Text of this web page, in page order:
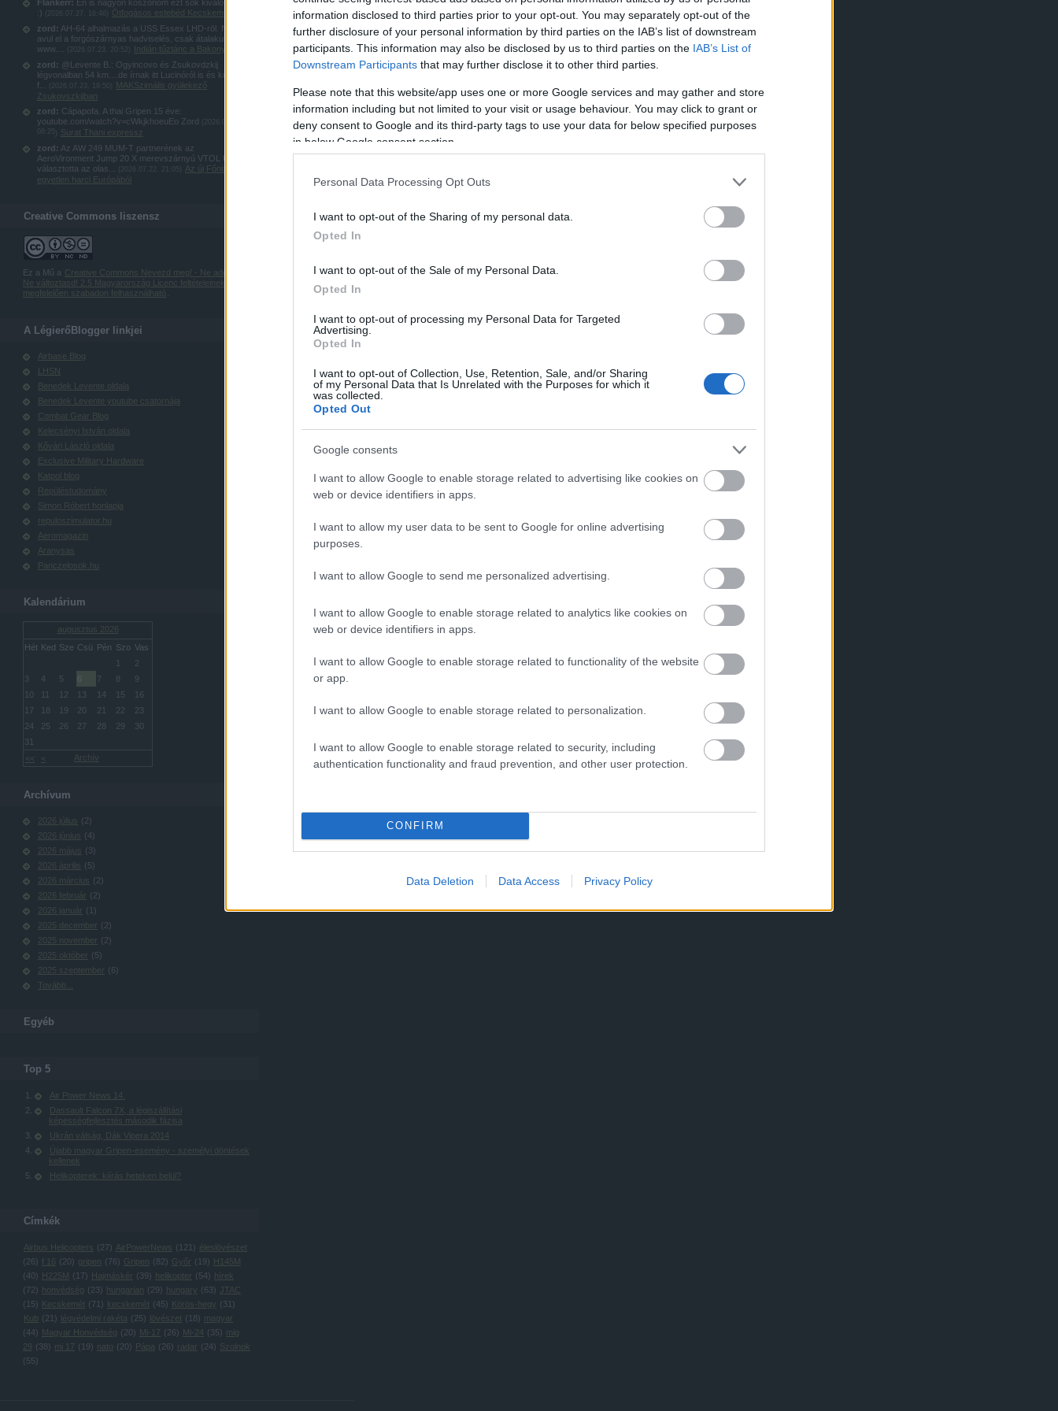
information disclosed to third parties prior to your opt-out. You may separately opt-out of the
further disclosure of your personal information by third parties on the IAB’s list of downstream
participants. This information may also be disclosed by us to third parties on the IAB’s List of
Downstream Participants that may further disclose it to other third parties.
Please note that this website/app uses one or more Google services and may gather and store
information including but not limited to your visit or usage behaviour. You may click to grant or
deny consent to Google and its third-party tags to use your data for below specified purposes
in below Google consent section.
Personal Data Processing Opt Outs
I want to opt-out of the Sharing of my personal data.
Opted In
I want to opt-out of the Sale of my Personal Data.
Opted In
I want to opt-out of processing my Personal Data for Targeted
Advertising.
Opted In
I want to opt-out of Collection, Use, Retention, Sale, and/or Sharing
of my Personal Data that Is Unrelated with the Purposes for which it
was collected.
Opted Out
Google consents
I want to allow Google to enable storage related to advertising like cookies on
web or device identifiers in apps.
I want to allow my user data to be sent to Google for online advertising
purposes.
I want to allow Google to send me personalized advertising.
I want to allow Google to enable storage related to analytics like cookies on
web or device identifiers in apps.
I want to allow Google to enable storage related to functionality of the website
or app.
I want to allow Google to enable storage related to personalization.
I want to allow Google to enable storage related to security, including
authentication functionality and fraud prevention, and other user protection.
CONFIRM
Data Deletion Data Access Privacy Policy
Flankerr: Én is nagyon köszönöm ezt sok kiváló képet
:)
Ötfogásos estebéd Kecskeméten
zord: AH-64 alhalmazás a USS Essex LHD-rōl. Nem
avul el a forgószárnyas hadviselés, csak átalakul:
www....
Indián tűztánc a Bakonyban
zord: @Levente B.: Ogyincovo és Zsukovdzkij
légvonalban 54 km....de írnak itt Lucinóról is és kubinkai
f...
MAKSzimális gyülekező
Zsukovszkijban
zord: Cápapofa. A thai Gripen 15 éve:
youtube.com/watch?v=cWkjkhoeuEo Zord
Surat Thani expressz
zord: Az AW 249 MUM-T partnerének az
AeroVironment Jump 20 X merevszárnyú VTOL UAS-t
választotta az olas...
Az új Főnix: az
egyetlen harci Európából
Creative Commons liszensz
Ez a Mű a Creative Commons Nevezd meg! - Ne add el! -
Ne változtasd! 2.5 Magyarország Licenc feltételeinek
megfelelően szabadon felhasználható
A LégierőBlogger linkjei
Airbase Blog
LHSN
Benedek Levente oldala
Benedek Levente youtube csatornája
Combat Gear Blog
Kelecsényi István oldala
Kővári László oldala
Exclusive Military Hardware
Katpol blog
Repüléstudomány
Simon Róbert honlapja
repuloszimulator.hu
Aeromagazin
Aranysas
Panczelosok.hu
Kalendárium
augusztus 2026
Hét Ked Sze Csü Pén Szo Vas
Archív
1
2
3
4 5 6 7 8
9
10
11 12 13 14 15
16
17
18 19 20 21 22
23
24
25 26 27 28 29
30
31
Archívum
2026 július (2)
2026 június (4)
2026 május (3)
2026 április (5)
2026 március (2)
2026 február (2)
2026 január ( 1 )
2025 december (2)
2025 november (2)
2025 október (5)
2025 szeptember (6 )
Tovább
Egyéb
Top 5
Air Power News 14.
Dassault Falcon 7X, a légiszállítási
képességfejlesztés második fázisa
Ukrán válság, Dák Vipera 2014
Újabb magyar Gripen-esemény - személyi döntések
kellenek
Helikopterek: kiírás heteken belül?
Címkék
Airbus Helicopters (27) AirPowerNews ( 121 ) éleslövészet
(26 ) f 16 (20) gripen (76 ) Gripen (82) Győr ( 19) H145M
(40) H225M ( 17) Hajmáskér (39) helikopter (54) hírek
(72) honvédség (23) hungarian (29) hungary (63)
JTAC
( 15) Kecskemét (71 ) kecskemét (45) Körös-hegy (31 )
Kub
(21 ) légvédelmi rakéta (25) lövészet ( 18) magyar
(44) Magyar Honvédség (20) Mi-17 (26 ) Mi-24 (35) mig
29 (38) mi 17 ( 19) nato (20) Pápa (26 ) radar (24) Szolnok
(55)